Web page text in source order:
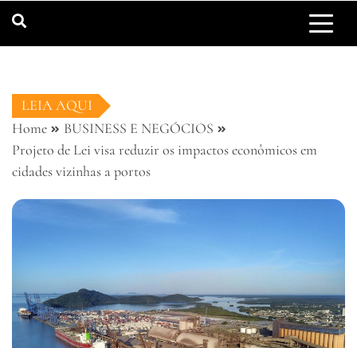
LEIA AQUI
Home
BUSINESS E NEGÓCIOS
Projeto de Lei visa reduzir os impactos econômicos em
cidades vizinhas a portos